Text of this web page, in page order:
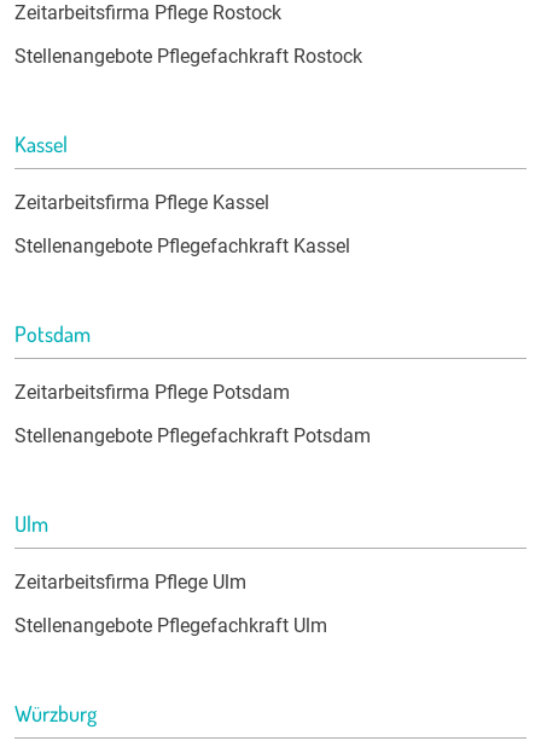
Zeitarbeitsfirma Pflege Rostock
Stellenangebote Pflegefachkraft Rostock
Kassel
Zeitarbeitsfirma Pflege Kassel
Stellenangebote Pflegefachkraft Kassel
Potsdam
Zeitarbeitsfirma Pflege Potsdam
Stellenangebote Pflegefachkraft Potsdam
Ulm
Zeitarbeitsfirma Pflege Ulm
Stellenangebote Pflegefachkraft Ulm
Würzburg